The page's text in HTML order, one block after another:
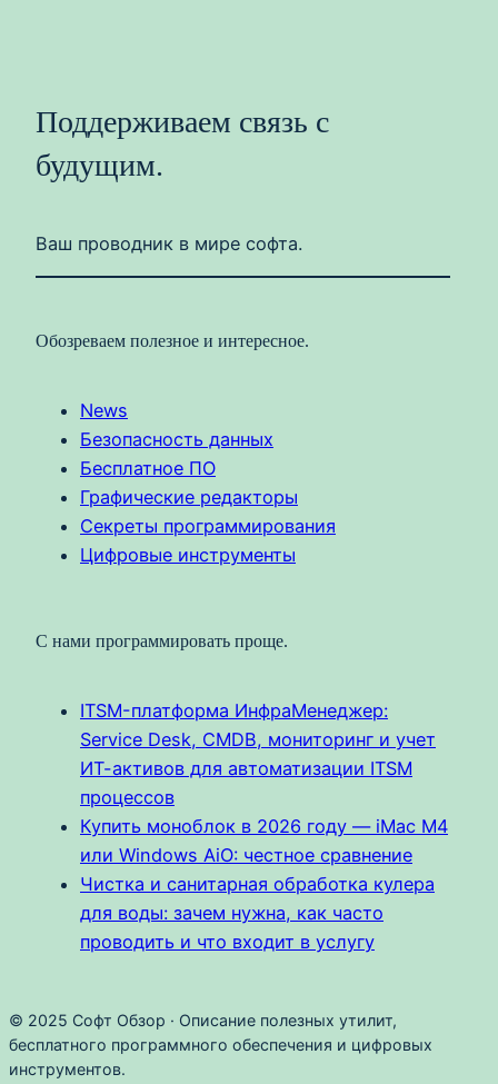
Поддерживаем связь с
будущим.
Ваш проводник в мире софта.
Обозреваем полезное и интересное.
News
Безопасность данных
Бесплатное ПО
Графические редакторы
Секреты программирования
Цифровые инструменты
С нами программировать проще.
ITSM-платформа ИнфраМенеджер:
Service Desk, CMDB, мониторинг и учет
ИТ-активов для автоматизации ITSM
процессов
Купить моноблок в 2026 году — iMac M4
или Windows AiO: честное сравнение
Чистка и санитарная обработка кулера
для воды: зачем нужна, как часто
проводить и что входит в услугу
© 2025 Софт Обзор · Описание полезных утилит,
бесплатного программного обеспечения и цифровых
инструментов.